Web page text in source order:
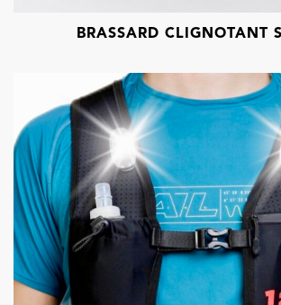
BRASSARD CLIGNOTANT